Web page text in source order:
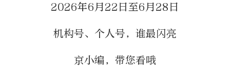
2026年6月22日至6月28日
机构号、个人号，谁最闪亮
京小编，带您看哦